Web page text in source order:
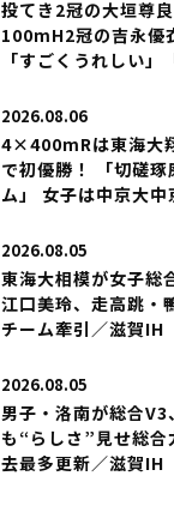
投てき2冠の大垣尊
100mH2冠の吉永優
「すごくうれしい」
2026.08.06
4×400mRは東海大
で初優勝！ 「切磋琢
ム」 女子は中京大中
2026.08.05
東海大相模が女子総
江口美玲、走高跳・
チーム牽引／滋賀IH
2026.08.05
男子・洛南が総合V3
も“らしさ”見せ総合
去最多更新／滋賀IH